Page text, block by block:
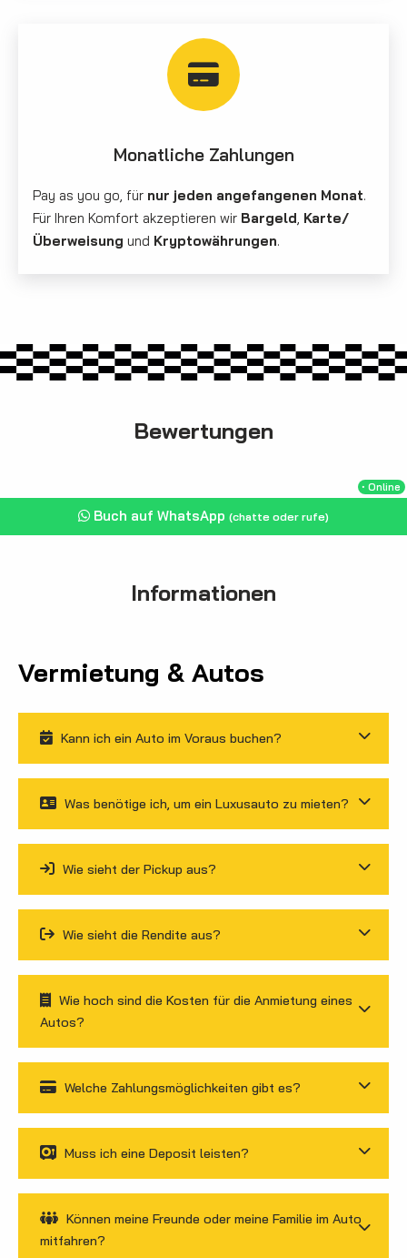
Monatliche Zahlungen
Pay as you go, für nur jeden angefangenen Monat.
Für Ihren Komfort akzeptieren wir Bargeld Karte/
Überweisung und Kryptowährungen.
Bewertungen
・Online
Buch auf WhatsApp (chatte oder rufe)
Informationen
Vermietung & Autos
Kann ich ein Auto im Voraus buchen?
Was benötige ich, um ein Luxusauto zu mieten?
Wie sieht der Pickup aus?
Wie sieht die Rendite aus?
Wie hoch sind die Kosten für die Anmietung eines
Autos?
Welche Zahlungsmöglichkeiten gibt es?
Muss ich eine Deposit leisten?
Können meine Freunde oder meine Familie im Auto
mitfahren?